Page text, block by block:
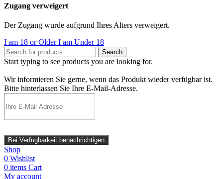
Zugang verweigert
Der Zugang wurde aufgrund Ihres Alters verweigert.
I am 18 or OlderI am Under 18
Search
Start typing to see products you are looking for.
Wir informieren Sie gerne, wenn das Produkt wieder verfügbar ist.
Bitte hinterlassen Sie Ihre E-Mail-Adresse.
Bei Verfügbarkeit benachrichtigen
Shop
0 Wishlist
0 items Cart
My account